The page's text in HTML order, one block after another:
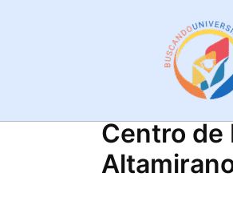
Centro de